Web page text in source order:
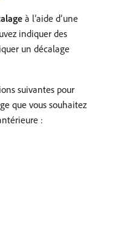
à l’aide d’une
indiquer des
un décalage
suivantes pour
que vous souhaitez
: